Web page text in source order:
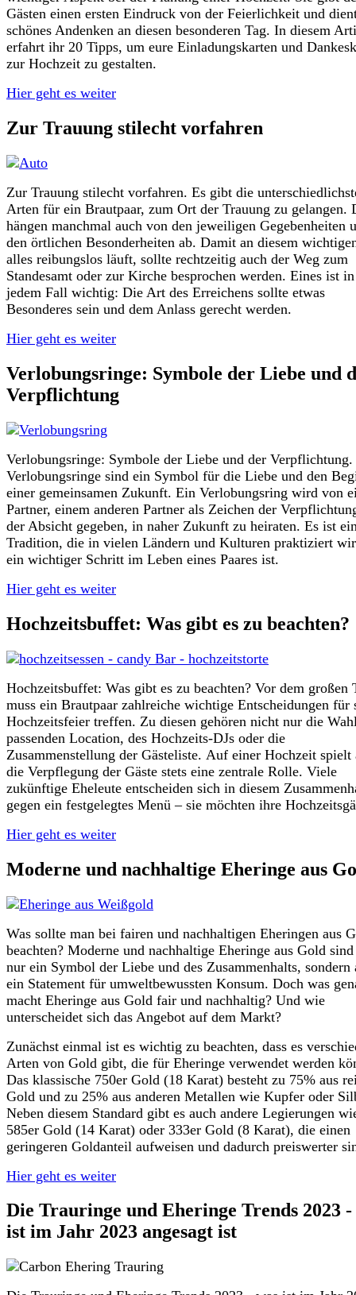
Gästen einen ersten Eindruck von der Feierlichkeit und
schönes Andenken an diesen besonderen Tag. In diesem
erfahrt ihr 20 Tipps, um eure Einladungskarten und
zur Hochzeit zu gestalten.
Hier geht es weiter
Zur Trauung stilecht vorfahren
Zur Trauung stilecht vorfahren. Es gibt die
Arten für ein Brautpaar, zum Ort der Trauung zu gelangen.
hängen manchmal auch von den jeweiligen Gegebenheiten
den örtlichen Besonderheiten ab. Damit an diesem
alles reibungslos läuft, sollte rechtzeitig auch der Weg zum
Standesamt oder zur Kirche besprochen werden. Eines ist in
jedem Fall wichtig: Die Art des Erreichens sollte etwas
Besonderes sein und dem Anlass gerecht werden.
Hier geht es weiter
Verlobungsringe: Symbole der Liebe und
Verpflichtung
Verlobungsringe: Symbole der Liebe und der Verpflichtung.
Verlobungsringe sind ein Symbol für die Liebe und den
einer gemeinsamen Zukunft. Ein Verlobungsring wird von
Partner, einem anderen Partner als Zeichen der
der Absicht gegeben, in naher Zukunft zu heiraten. Es ist
Tradition, die in vielen Ländern und Kulturen praktiziert
ein wichtiger Schritt im Leben eines Paares ist.
Hier geht es weiter
Hochzeitsbuffet: Was gibt es zu beachten?
Hochzeitsbuffet: Was gibt es zu beachten? Vor dem großen
muss ein Brautpaar zahlreiche wichtige Entscheidungen für
Hochzeitsfeier treffen. Zu diesen gehören nicht nur die
passenden Location, des Hochzeits-DJs oder die
Zusammenstellung der Gästeliste. Auf einer Hochzeit spielt
die Verpflegung der Gäste stets eine zentrale Rolle. Viele
zukünftige Eheleute entscheiden sich in diesem
gegen ein festgelegtes Menü – sie möchten ihre
Hier geht es weiter
Moderne und nachhaltige Eheringe aus
Was sollte man bei fairen und nachhaltigen Eheringen aus
beachten? Moderne und nachhaltige Eheringe aus Gold
nur ein Symbol der Liebe und des Zusammenhalts, sondern
ein Statement für umweltbewussten Konsum. Doch was
macht Eheringe aus Gold fair und nachhaltig? Und wie
unterscheidet sich das Angebot auf dem Markt?
Zunächst einmal ist es wichtig zu beachten, dass es
Arten von Gold gibt, die für Eheringe verwendet werden
Das klassische 750er Gold (18 Karat) besteht zu 75% aus
Gold und zu 25% aus anderen Metallen wie Kupfer oder
Neben diesem Standard gibt es auch andere Legierungen
585er Gold (14 Karat) oder 333er Gold (8 Karat), die einen
geringeren Goldanteil aufweisen und dadurch preiswerter
Hier geht es weiter
Die Trauringe und Eheringe Trends 2023 -
ist im Jahr 2023 angesagt ist